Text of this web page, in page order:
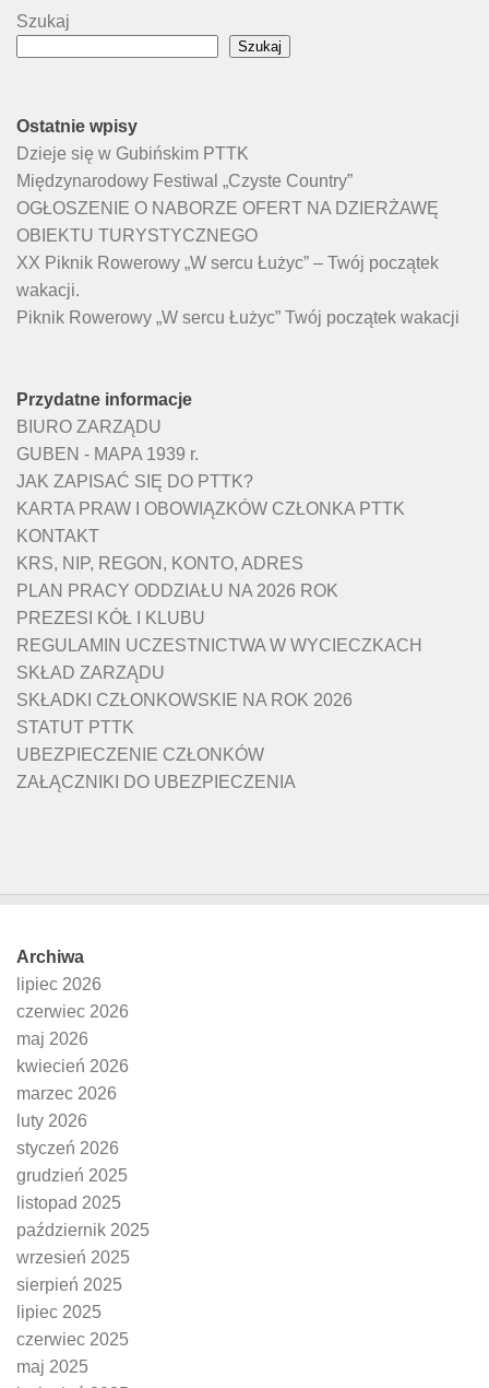
Szukaj
Szukaj
Ostatnie wpisy
Dzieje się w Gubińskim PTTK
Międzynarodowy Festiwal „Czyste Country”
OGŁOSZENIE O NABORZE OFERT NA DZIERŻAWĘ
OBIEKTU TURYSTYCZNEGO
XX Piknik Rowerowy „W sercu Łużyc” – Twój początek
wakacji.
Piknik Rowerowy „W sercu Łużyc” Twój początek wakacji
Przydatne informacje
BIURO ZARZĄDU
GUBEN - MAPA 1939 r.
JAK ZAPISAĆ SIĘ DO PTTK?
KARTA PRAW I OBOWIĄZKÓW CZŁONKA PTTK
KONTAKT
KRS, NIP, REGON, KONTO, ADRES
PLAN PRACY ODDZIAŁU NA 2026 ROK
PREZESI KÓŁ I KLUBU
REGULAMIN UCZESTNICTWA W WYCIECZKACH
SKŁAD ZARZĄDU
SKŁADKI CZŁONKOWSKIE NA ROK 2026
STATUT PTTK
UBEZPIECZENIE CZŁONKÓW
ZAŁĄCZNIKI DO UBEZPIECZENIA
Archiwa
lipiec 2026
czerwiec 2026
maj 2026
kwiecień 2026
marzec 2026
luty 2026
styczeń 2026
grudzień 2025
listopad 2025
październik 2025
wrzesień 2025
sierpień 2025
lipiec 2025
czerwiec 2025
maj 2025